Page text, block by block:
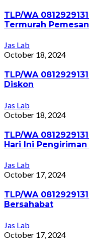
TLP/WA
Termurah
Jas Lab
October 18, 2024
TLP/WA
Diskon
Jas Lab
October 18, 2024
TLP/WA
Hari Ini Pengiriman
Jas Lab
October 17, 2024
TLP/WA
Bersahabat
Jas Lab
October 17, 2024